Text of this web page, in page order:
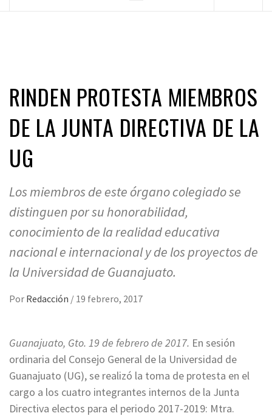
RINDEN PROTESTA MIEMBROS
DE LA JUNTA DIRECTIVA DE LA
UG
Los miembros de este órgano colegiado se
distinguen por su honorabilidad,
conocimiento de la realidad educativa
nacional e internacional y de los proyectos de
la Universidad de Guanajuato.
Por Redacción / 19 febrero, 2017
Guanajuato, Gto. 19 de febrero de 2017. En sesión
ordinaria del Consejo General de la Universidad de
Guanajuato (UG), se realizó la toma de protesta en el
cargo a los cuatro integrantes internos de la Junta
Directiva electos para el periodo 2017-2019: Mtra.